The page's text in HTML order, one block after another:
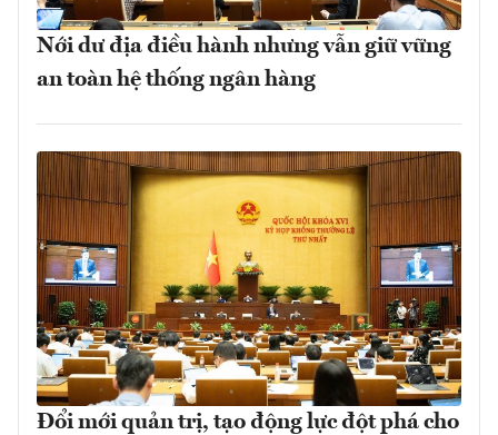
Nới dư địa điều hành nhưng vẫn giữ vững
an toàn hệ thống ngân hàng
Đổi mới quản trị, tạo động lực đột phá cho